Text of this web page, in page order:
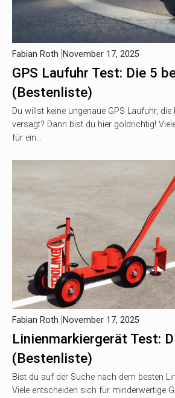
GPS Laufuhr Test: Die 5
(Bestenliste)
Fabian Roth November 17, 2025
Du willst keine ungenaue GPS Laufuhr,
versagt? Dann bist du hier goldrichtig!
für ein…
Linienmarkiergerät Test:
(Bestenliste)
Fabian Roth November 17, 2025
Bist du auf der Suche nach dem besten
Viele entscheiden sich für minderwertige